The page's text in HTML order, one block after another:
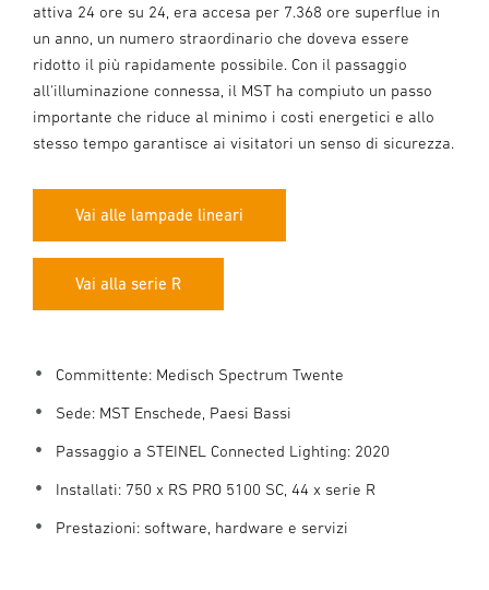
attiva 24 ore su 24, era accesa per 7.368 ore superflue in
un anno, un numero straordinario che doveva essere
ridotto il più rapidamente possibile. Con il passaggio
all'illuminazione connessa, il MST ha compiuto un passo
importante che riduce al minimo i costi energetici e allo
stesso tempo garantisce ai visitatori un senso di sicurezza.
Vai alle lampade lineari
Vai alla serie R
Committente: Medisch Spectrum Twente
Sede: MST Enschede, Paesi Bassi
Passaggio a STEINEL Connected Lighting: 2020
Installati: 750 x RS PRO 5100 SC, 44 x serie R
Prestazioni: software, hardware e servizi